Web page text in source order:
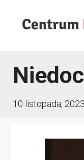
10 listopada, 2023